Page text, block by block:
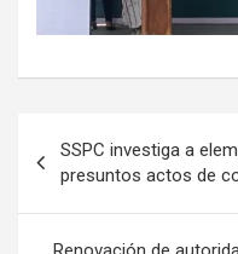
de
entradas
SSPC investiga a
presuntos actos de